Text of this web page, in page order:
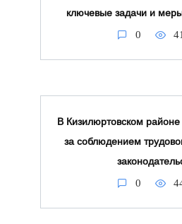
ключевые задачи и
0 41
В Кизилюртовском районе
за соблюдением
0